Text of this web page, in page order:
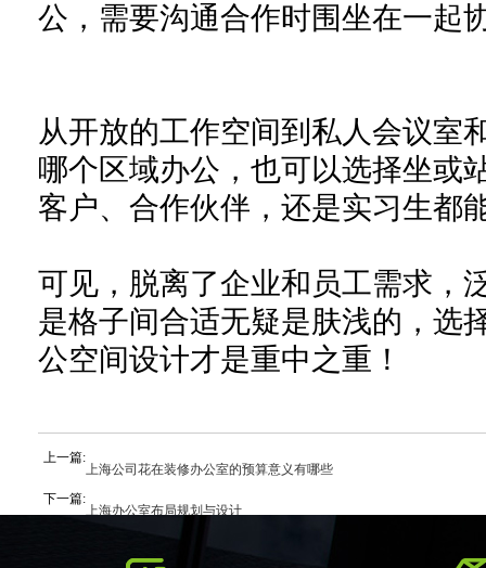
公，需要沟通合作时围坐在一起
从开放的工作空间到私人会议室
哪个区域办公，也可以选择坐或
客户、合作伙伴，还是实习生都
可见，脱离了企业和员工需求，
是格子间合适无疑是肤浅的，选
公空间设计才是重中之重！
上一篇:上海公司花在装修办公室的预算意义有哪些
下一篇:上海办公室布局规划与设计